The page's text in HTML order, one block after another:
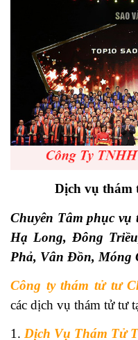
Dịch vụ thám
Chuyên Tâm phục vụ
Hạ Long, Đông
Phả, Vân Đồn, Móng
Công ty thám tử tư
các dịch vụ thám tử tư
1. Dịch Vụ Thám Tử